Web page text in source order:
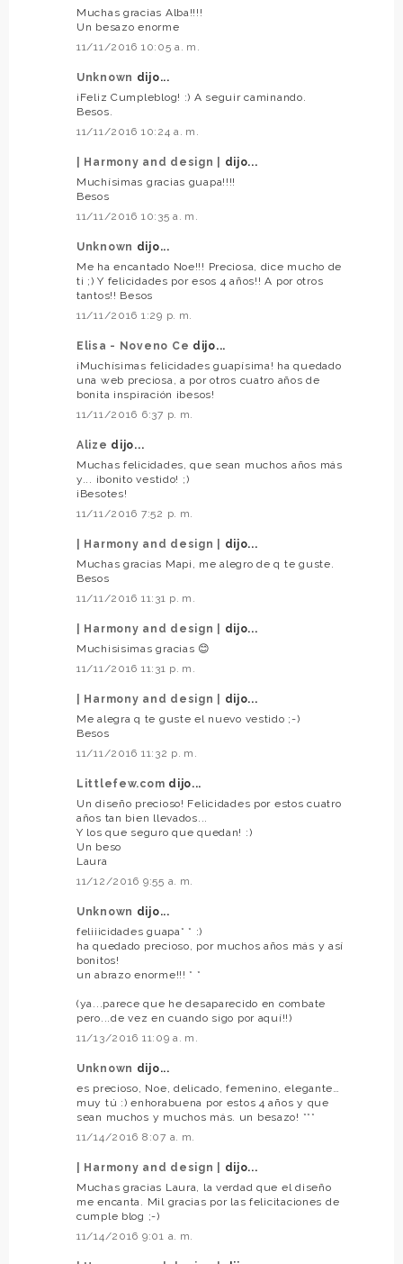
Muchas gracias Alba!!!!
Un besazo enorme
11/11/2016 10:05 a. m.
Unknown dijo...
¡Feliz Cumpleblog! :) A seguir caminando.
Besos.
11/11/2016 10:24 a. m.
| Harmony and design |
dijo...
Muchísimas gracias guapa!!!!
Besos
11/11/2016 10:35 a. m.
Unknown dijo...
Me ha encantado Noe!!! Preciosa, dice mucho de
ti ;) Y felicidades por esos 4 años!! A por otros
tantos!! Besos
11/11/2016 1:29 p. m.
Elisa - Noveno Ce dijo...
¡Muchísimas felicidades guapísima! ha quedado
una web preciosa, a por otros cuatro años de
bonita inspiración ¡besos!
11/11/2016 6:37 p. m.
Alize dijo...
Muchas felicidades, que sean muchos años más
y... ¡bonito vestido! ;)
¡Besotes!
11/11/2016 7:52 p. m.
| Harmony and design |
dijo...
Muchas gracias Mapi, me alegro de q te guste.
Besos
11/11/2016 11:31 p. m.
| Harmony and design |
dijo...
Muchisisimas gracias 😊
11/11/2016 11:31 p. m.
| Harmony and design |
dijo...
Me alegra q te guste el nuevo vestido ;-)
Besos
11/11/2016 11:32 p. m.
Littlefew.com dijo...
Un diseño precioso! Felicidades por estos cuatro
años tan bien llevados...
Y los que seguro que quedan! :)
Un beso
Laura
11/12/2016 9:55 a. m.
Unknown dijo...
feliiicidades guapa* * :)
ha quedado precioso, por muchos años más y así
bonitos!
un abrazo enorme!!! * *
(ya...parece que he desaparecido en combate
pero...de vez en cuando sigo por aquí!!)
11/13/2016 11:09 a. m.
Unknown dijo...
es precioso, Noe, delicado, femenino, elegante…
muy tú :) enhorabuena por estos 4 años y que
sean muchos y muchos más. un besazo! ***
11/14/2016 8:07 a. m.
| Harmony and design |
dijo...
Muchas gracias Laura, la verdad que el diseño
me encanta. Mil gracias por las felicitaciones de
cumple blog ;-)
11/14/2016 9:01 a. m.